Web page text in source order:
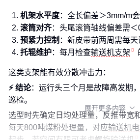
机架水平度：全长偏差＞3mm/m
滚筒对齐：头尾滚筒轴线偏差需＜
预紧力控制 ：新皮带前两周需每
托辊维护：每月检查输送机支架
这类支架能有效分散冲击力：
⚡ 结论：运行头三个月是故障高发期
巡检。
选型时先确定日均处理量，反推带
每天800吨煤粉处理量，对应输送机
展开更多内容 